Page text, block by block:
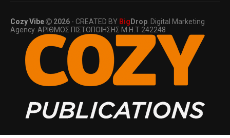
Cozy Vibe 2026 - CREATED BY Big Drop. Digital Marketing
Agency. ΑΡΙΘΜΟΣ ΠΙΣΤΟΠΟΙΗΣΗΣ Μ.Η.Τ 242248